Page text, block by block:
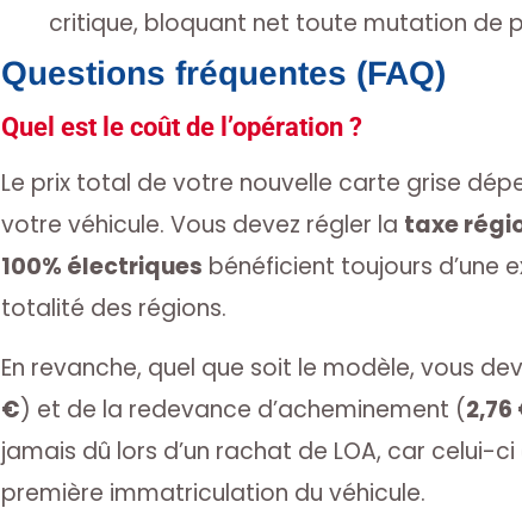
critique, bloquant net toute mutation de
Questions fréquentes (FAQ)
Quel est le coût de l’opération ?
Le prix total de votre nouvelle carte grise
votre véhicule. Vous devez régler la taxe
100% électriques bénéficient toujours
totalité des régions.
En revanche, quel que soit le modèle, vous
€) et de la redevance d’acheminement (2,76
jamais dû lors d’un rachat de LOA, car
première immatriculation du véhicule.